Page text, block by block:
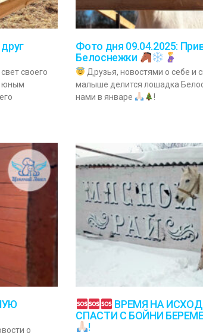
своего
юным
Фото дня 09.04.2025:
Белоснежки
Друзья, новостями о себе и
малыше делится лошадка
нами в январе
!
о
ВРЕМЯ НА
СПАСТИ С БОЙНИ
!